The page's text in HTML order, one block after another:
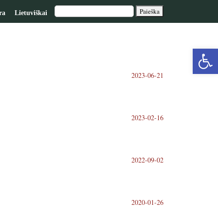
Lietuviškai
2023-06-21
2023-02-16
2022-09-02
2020-01-26